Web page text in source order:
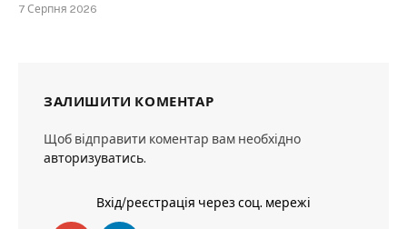
7 Серпня 2026
ЗАЛИШИТИ КОМЕНТАР
Щоб відправити коментар вам необхідно
авторизуватись.
Вхід/реєстрація через соц. мережі